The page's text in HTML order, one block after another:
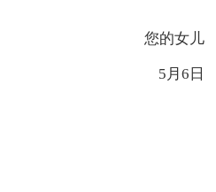
您的女儿
5月6日